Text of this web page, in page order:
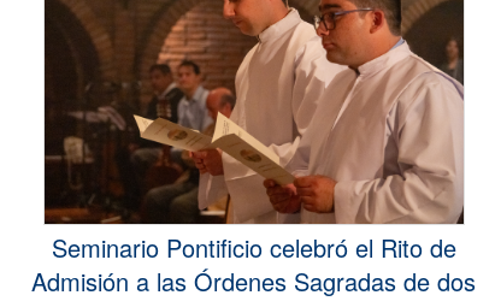
Seminario Pontificio celebró el Rito de
Admisión a las Órdenes Sagradas de dos